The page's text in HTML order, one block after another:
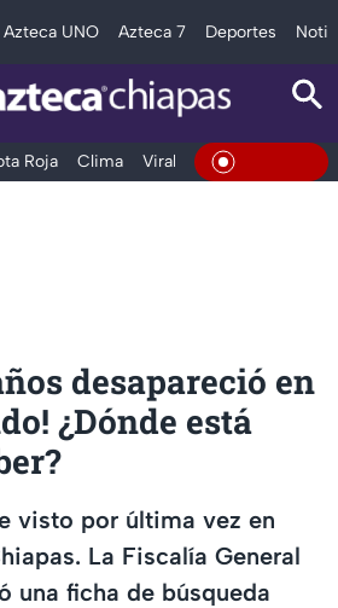
Azteca UNO Azteca 7 Deportes
Roja Clima Viral y Tendencia En Vivo
desapareció en
¿Dónde está
visto por última vez en
La Fiscalía General
una ficha de búsqueda